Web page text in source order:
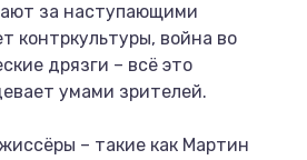
за наступающими
контркультуры, война во
дрязги – всё это
умами зрителей.
– такие как Мартин